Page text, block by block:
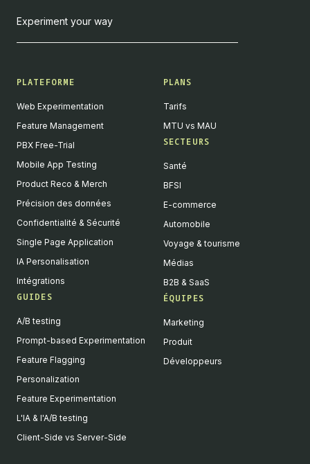
Experiment your way
PLATEFORME
Web Experimentation
Feature Management
PBX Free-Trial
Mobile App Testing
Product Reco & Merch
Précision des données
Confidentialité & Sécurité
Single Page Application
IA Personalisation
Intégrations
GUIDES
A/B testing
Prompt-based Experimentation
Feature Flagging
Personalization
Feature Experimentation
L'IA & l'A/B testing
Client-Side vs Server-Side
PLANS
Tarifs
MTU vs MAU
SECTEURS
Santé
BFSI
E-commerce
Automobile
Voyage & tourisme
Médias
B2B & SaaS
ÉQUIPES
Marketing
Produit
Développeurs